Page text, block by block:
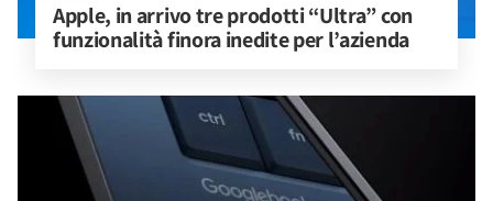
Apple, in arrivo tre prodotti “Ultra” con
funzionalità finora inedite per l’azienda